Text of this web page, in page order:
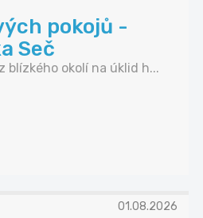
pokojů -
Seč
blízkého okolí na úklid h...
01.08.2026